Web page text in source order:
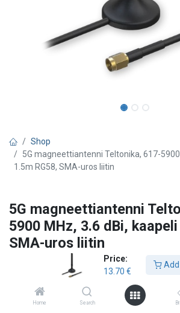
Price:
13.70 €
Add
Home Search
Shop
5G magneettiantenni Teltonika, 617-
1.5m RG58, SMA-uros liitin
5G magneettiantenni
5900 MHz, 3.6 dBi, kaapeli
SMA-uros liitin
617 ~ 960, 1400 ~ 2690, 3300 ~ 5900 MHz